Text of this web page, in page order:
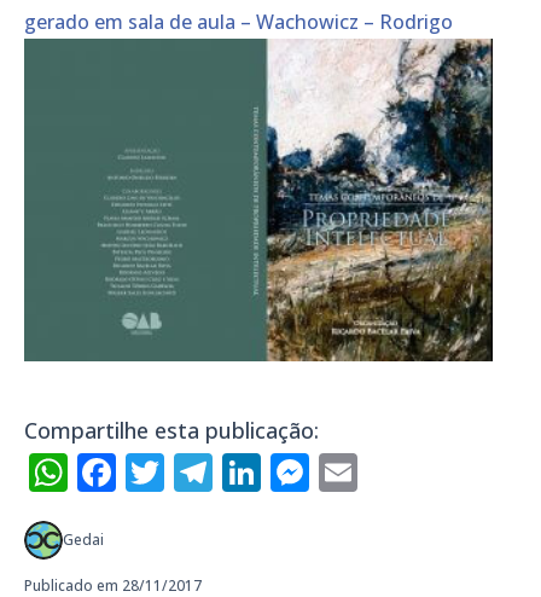
gerado em sala de aula – Wachowicz – Rodrigo
Compartilhe esta publicação:
WhatsApp
Facebook
Twitter
Telegram
LinkedIn
Messenger
Gedai
Publicado em 28/11/2017